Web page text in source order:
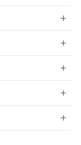
期間は出
から備考
替を完了
ない限
おりま